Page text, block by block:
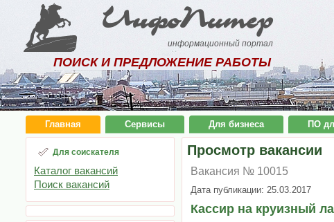
ИнфоПитер
информационный портал
ПОИСК И ПРЕДЛОЖЕНИЕ РАБОТЫ
Главная Сервисы Для бизнеса ПО
Для соискателя
Каталог вакансий
Поиск вакансий
Просмотр вакансии
Вакансия № 10015
Дата публикации: 25.03.2017
Кассир на круизный